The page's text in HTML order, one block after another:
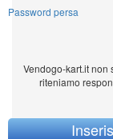
Password persa
Vendogo-kart.it non
riteniamo